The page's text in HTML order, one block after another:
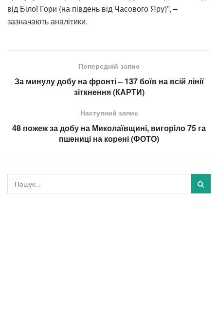
від Білої Гори (на південь від Часового Яру)”, –
зазначають аналітики.
Попередній запис
За минулу добу на фронті – 137 боїв на всій лінії
зіткнення (КАРТИ)
Наступний запис
48 пожеж за добу на Миколаївщині, вигоріло 75 га
пшениці на корені (ФОТО)